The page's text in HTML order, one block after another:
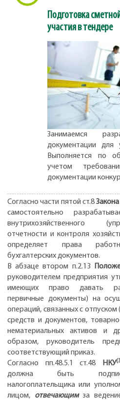
Подготовка
участия в тендере
Занимаемся
документации для
Выполняется по
учетом
документации
Согласно части пятой ст.8
самостоятельно
внутрихозяйственного
отчетности и контроля
определяет права
бухгалтерских документов.
В абзаце втором п.2.13
руководителем предприятия
имеющих право давать
первичные документы) на
операций, связанных с
средств и документов,
нематериальных активов и
образом, руководитель
соответствующий приказ.
Согласно пп.48.5.1 ст.48
НКУ
должна быть
налогоплательщика или
лицом, отвечающимза